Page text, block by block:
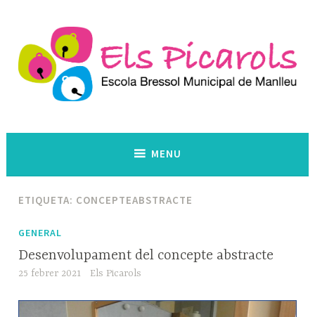
content
MENU
ETIQUETA: CONCEPTEABSTRACTE
GENERAL
Desenvolupament del concepte abstracte
25 febrer 2021 Els Picarols